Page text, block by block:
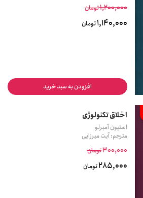
1,200,000تومان
1,140,000تومان
افزودن به سبد خرید
اخلاق تکنولوژی
استیون آمبرلو
مترجم: آیت میرزایی
300,000تومان
285,000تومان